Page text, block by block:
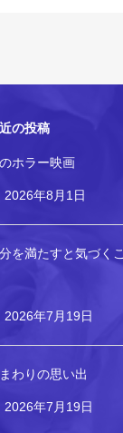
の投稿
ホラー映画
2026年8月1日
を満たすと気づくこ
2026年7月19日
わりの思い出
2026年7月19日